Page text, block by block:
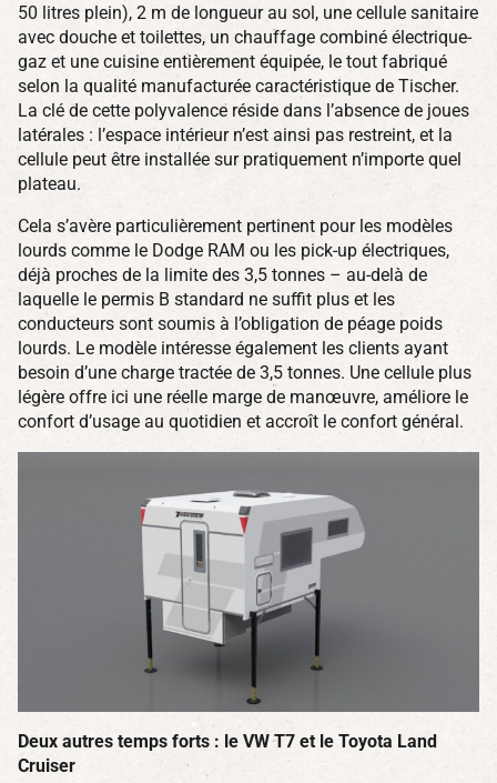
50 litres plein), 2 m de longueur au sol, une cellule sanitaire
avec douche et toilettes, un chauffage combiné électrique-
gaz et une cuisine entièrement équipée, le tout fabriqué
selon la qualité manufacturée caractéristique de Tischer.
La clé de cette polyvalence réside dans l’absence de joues
latérales : l’espace intérieur n’est ainsi pas restreint, et la
cellule peut être installée sur pratiquement n’importe quel
plateau.
Cela s’avère particulièrement pertinent pour les modèles
lourds comme le Dodge RAM ou les pick-up électriques,
déjà proches de la limite des 3,5 tonnes – au-delà de
laquelle le permis B standard ne suffit plus et les
conducteurs sont soumis à l’obligation de péage poids
lourds. Le modèle intéresse également les clients ayant
besoin d’une charge tractée de 3,5 tonnes. Une cellule plus
légère offre ici une réelle marge de manœuvre, améliore le
confort d’usage au quotidien et accroît le confort général.
Deux autres temps forts : le VW T7 et le Toyota Land
Cruiser